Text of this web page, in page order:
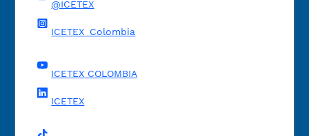
@ICETEX
ICETEX_Colombia
ICETEX COLOMBIA
ICETEX